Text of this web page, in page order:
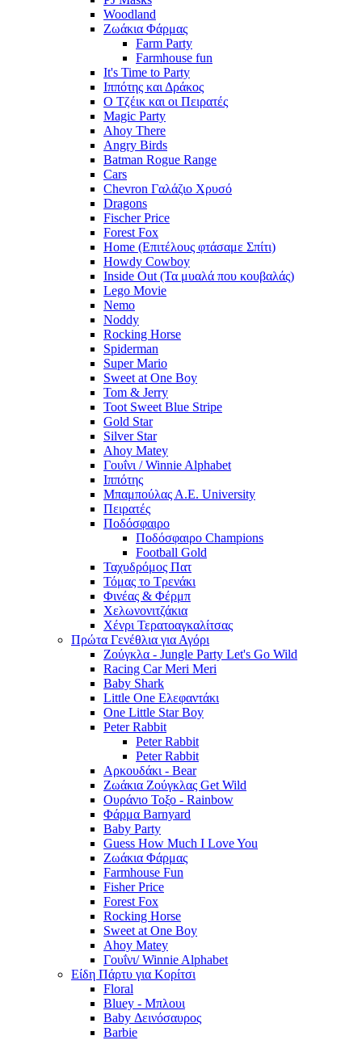
Woodland
Ζωάκια Φάρμας
Farm Party
Farmhouse fun
It's Time to Party
Ιππότης και Δράκος
Ο Τζέικ και οι Πειρατές
Magic Party
Ahoy There
Angry Birds
Batman Rogue Range
Cars
Chevron Γαλάζιο Χρυσό
Dragons
Fischer Price
Forest Fox
Home (Επιτέλους φτάσαμε Σπίτι)
Howdy Cowboy
Inside Out (Τα μυαλά που κουβαλάς)
Lego Movie
Nemo
Noddy
Rocking Horse
Spiderman
Super Mario
Sweet at One Boy
Tom & Jerry
Toot Sweet Blue Stripe
Gold Star
Silver Star
Ahoy Matey
Γουΐνι / Winnie Alphabet
Ιππότης
Μπαμπούλας Α.Ε. University
Πειρατές
Ποδόσφαιρο
Ποδόσφαιρο Champions
Football Gold
Ταχυδρόμος Πατ
Τόμας το Τρενάκι
Φινέας & Φέρμπ
Χελωνονιτζάκια
Χένρι Τερατοαγκαλίτσας
Πρώτα Γενέθλια για Αγόρι
Ζούγκλα - Jungle Party Let's Go Wild
Racing Car Meri Meri
Baby Shark
Little One Ελεφαντάκι
One Little Star Boy
Peter Rabbit
Peter Rabbit
Peter Rabbit
Αρκουδάκι - Bear
Ζωάκια Ζούγκλας Get Wild
Ουράνιο Τοξο - Rainbow
Φάρμα Barnyard
Baby Party
Guess How Much I Love You
Ζωάκια Φάρμας
Farmhouse Fun
Fisher Price
Forest Fox
Rocking Horse
Sweet at One Boy
Ahoy Matey
Γουΐνι/ Winnie Alphabet
Είδη Πάρτυ για Κορίτσι
Floral
Bluey - Μπλουι
Baby Δεινόσαυρος
Barbie